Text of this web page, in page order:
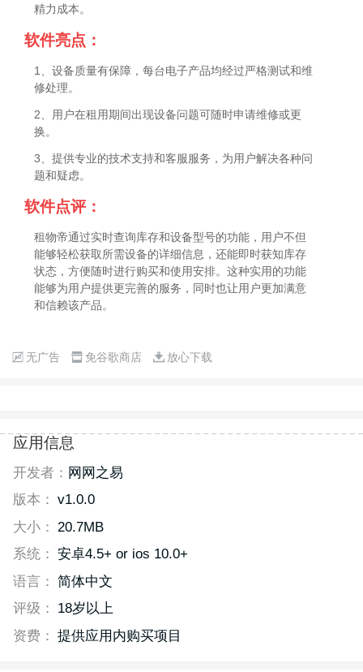
精力成本。
软件亮点：
1、设备质量有保障，每台电子产品均经过严格测试和维
修处理。
2、用户在租用期间出现设备问题可随时申请维修或更
换。
3、提供专业的技术支持和客服服务，为用户解决各种问
题和疑虑。
软件点评：
租物帝通过实时查询库存和设备型号的功能，用户不但
能够轻松获取所需设备的详细信息，还能即时获知库存
状态，方便随时进行购买和使用安排。这种实用的功能
能够为用户提供更完善的服务，同时也让用户更加满意
和信赖该产品。
无广告 免谷歌商店 放心下载
应用信息
开发者： 网网之易
版本： v1.0.0
大小：
20.7MB
系统： 安卓4.5+ or ios 10.0+
语言： 简体中文
评级：
18岁以上
资费： 提供应用内购买项目